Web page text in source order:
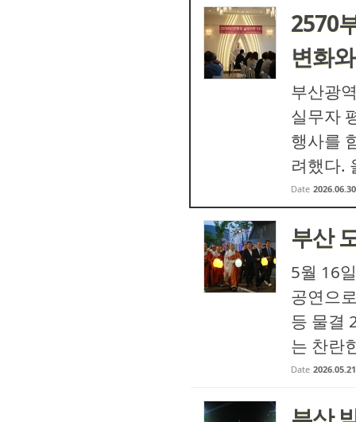
2570
변화
부산광
실무자
행사를
려했다.
Date 2026.06.30
부산
5월 16
공연으
등 물결
는 찬란
Date 2026.05.21